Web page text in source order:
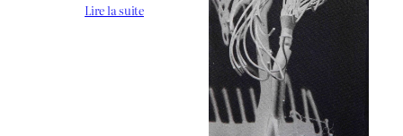
Lire la suite